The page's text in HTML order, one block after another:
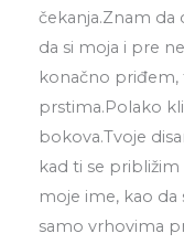
čekanja.Znam da
da si moja i pre
konačno
prstima.Polako
bokova.Tvoje
kad ti se
moje ime, kao
samo vrhovima